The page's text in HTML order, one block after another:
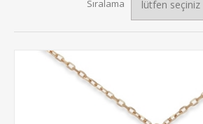
Sıralama